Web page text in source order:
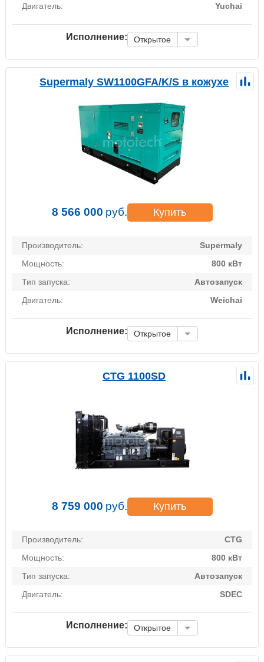
Двигатель:
Yuchai
Исполнение: Открытое
Supermaly SW1100GFA/K/S в кожухе
8 566 000 руб. Купить
Производитель:
Supermaly
Мощность:
800 кВт
Тип запуска:
Автозапуск
Двигатель:
Weichai
Исполнение: Открытое
CTG 1100SD
8 759 000 руб. Купить
Производитель:
CTG
Мощность:
800 кВт
Тип запуска:
Автозапуск
Двигатель:
SDEC
Исполнение: Открытое